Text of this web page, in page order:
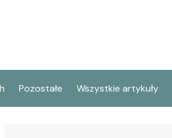
Pozostałe Wszystkie artykuły